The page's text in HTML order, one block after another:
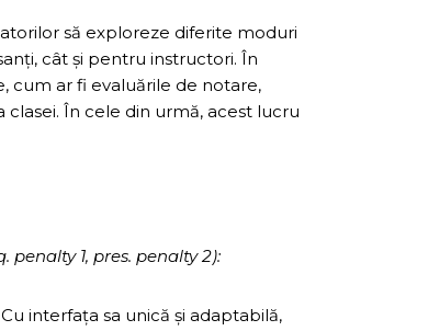
să exploreze diferite moduri
cât și pentru instructori. În
cum ar fi evaluările de notare,
În cele din urmă, acest lucru
1, pres. penalty 2):
interfața sa unică și adaptabilă,